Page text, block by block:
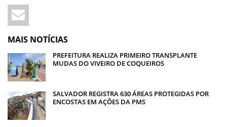
MAIS NOTÍCIAS
PREFEITURA REALIZA PRIMEIRO TRANSPLANTE
MUDAS DO VIVEIRO DE COQUEIROS
SALVADOR REGISTRA 630 ÁREAS PROTEGIDAS POR
ENCOSTAS EM AÇÕES DA PMS